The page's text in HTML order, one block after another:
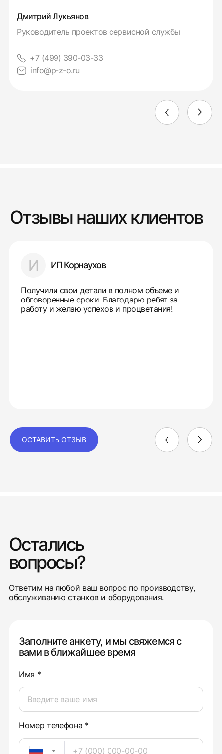
Дмитрий Лукьянов
Руководитель проектов сервисной службы
+7 (499) 390-03-33
info@p-z-o.ru
Отзывы наших клиентов
И ИП Корнаухов
Получили свои детали в полном объеме и
обговоренные сроки. Благодарю ребят за
работу и желаю успехов и процветания!
ОСТАВИТЬ ОТЗЫВ
Остались
вопросы?
Ответим на любой ваш вопрос по производству,
обслуживанию станков и оборудования.
Заполните анкету, и мы свяжемся с
вами в ближайшее время
Имя *
Номер телефона *